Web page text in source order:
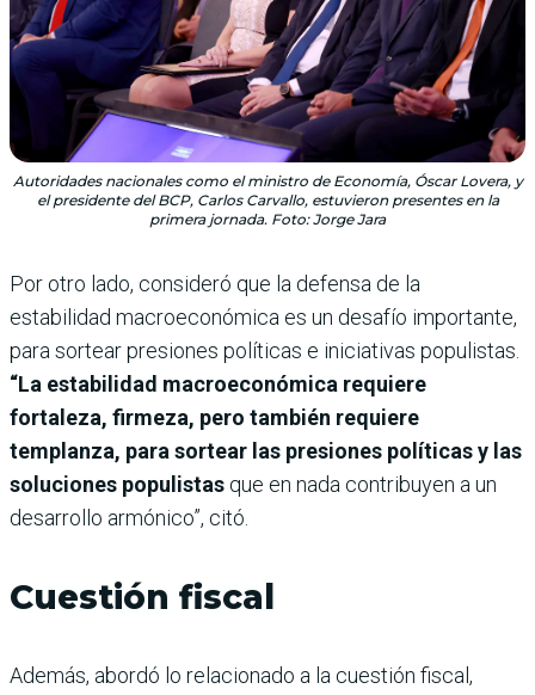
Autoridades nacionales como el ministro de Economía, Óscar Lovera, y
el presidente del BCP, Carlos Carvallo, estuvieron presentes en la
primera jornada. Foto: Jorge Jara
Por otro lado, consideró que la defensa de la
estabilidad macroeconómica es un desafío importante,
para sortear presiones políticas e iniciativas populistas.
“La estabilidad macroeconómica requiere
fortaleza, firmeza, pero también requiere
templanza, para sortear las presiones políticas y las
soluciones populistas que en nada contribuyen a un
desarrollo armónico”, citó.
Cuestión fiscal
Además, abordó lo relacionado a la cuestión fiscal,